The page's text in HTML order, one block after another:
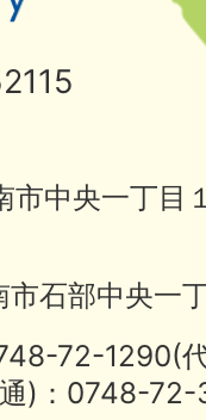
中央一丁目
石部中央一
72-
)：0748-